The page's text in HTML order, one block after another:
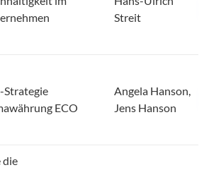
Streit
Strategie
ECO
Angela Hanson,
Jens Hanson
die